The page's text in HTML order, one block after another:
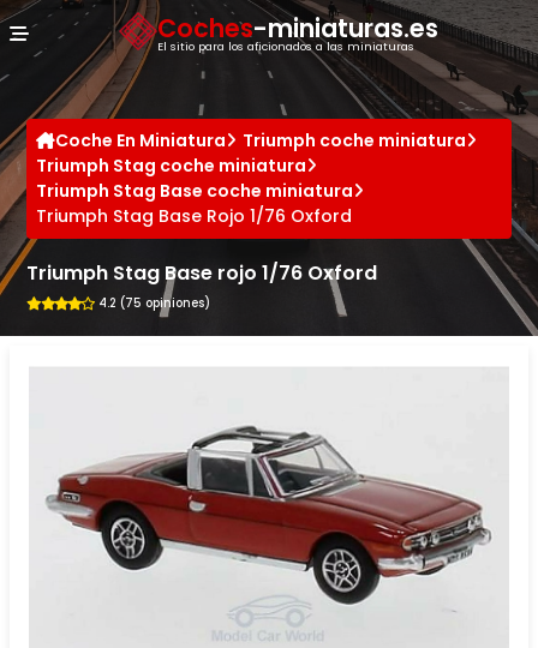
Coches-miniaturas.es
El sitio para los aficionados a las miniaturas
Coche En Miniatura
Triumph coche miniatura
Triumph Stag coche miniatura
Triumph Stag Base coche miniatura
Triumph Stag Base Rojo 1/76 Oxford
Triumph Stag Base rojo 1/76 Oxford
4.2 (75 opiniones)
Panel de gestión de cookies